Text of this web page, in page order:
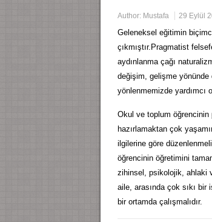
Author: Mustafa 29 Eylül
Geleneksel eğitimin
çıkmıştır.Pragmatist
aydınlanma çağı
değişim, gelişme yönünde
yönlenmemizde yardımcı
Okul ve toplum
hazırlamaktan çok
ilgilerine göre
öğrencinin öğretimini
zihinsel, psikolojik, ahlaki
aile, arasında çok sıkı
bir ortamda çalışmalıdır.